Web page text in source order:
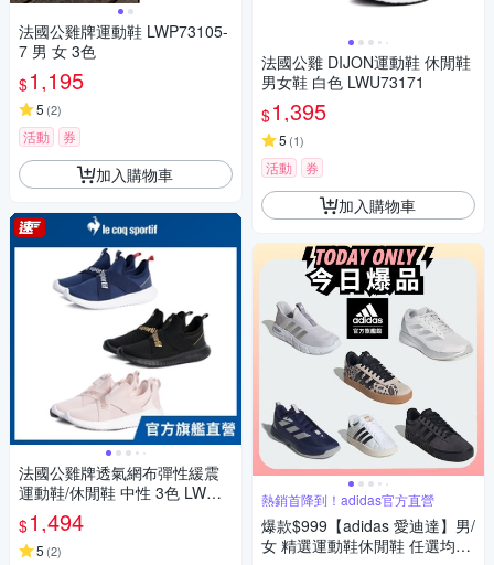
法國公雞牌運動鞋 LWP73105-
7 男 女 3色
$1,195
5 (2)
活動 券
加入購物車
法國公雞牌透氣網布彈性緩震
運動鞋/休閒鞋 中性 3色 LWQ7
3204-6
$1,494
5 (2)
法國公雞 DIJON運動鞋 休閒鞋
男女鞋 白色 LWU73171
$1,395
5 (1)
活動 券
加入購物車
熱銷首降到！adidas官方直營
爆款$999【adidas 愛迪達】男/
女 精選運動鞋休閒鞋 任選均一